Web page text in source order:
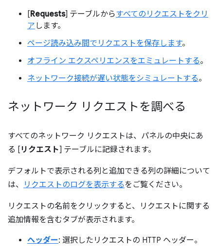
[Requests] テーブルからすべてのリクエストをクリ
ア します。
ページ読み込み間でリクエストを保存します。
オフライン エクスペリエンスをエミュレートする。
ネットワーク接続が遅い状態をシミュレートする。
ネットワーク リクエストを調べる
すべてのネットワーク リクエストは、パネルの中央にあ
る [ リクエスト] テーブルに記録されます。
デフォルトで表示される列と追加できる列の詳細について
は、
リクエストのログを表示するをご覧ください。
リクエストの名前をクリックすると、リクエストに関する
追加情報を含むタブが表示されます。
ヘッダー: 選択したリクエストの HTTP ヘッダー。